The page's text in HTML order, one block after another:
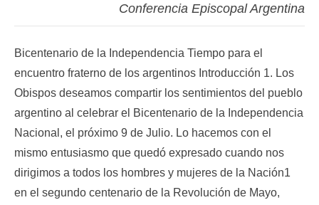
Conferencia Episcopal Argentina
Bicentenario de la Independencia Tiempo para el
encuentro fraterno de los argentinos Introducción 1. Los
Obispos deseamos compartir los sentimientos del pueblo
argentino al celebrar el Bicentenario de la Independencia
Nacional, el próximo 9 de Julio. Lo hacemos con el
mismo entusiasmo que quedó expresado cuando nos
dirigimos a todos los hombres y mujeres de la Nación1
en el segundo centenario de la Revolución de Mayo,